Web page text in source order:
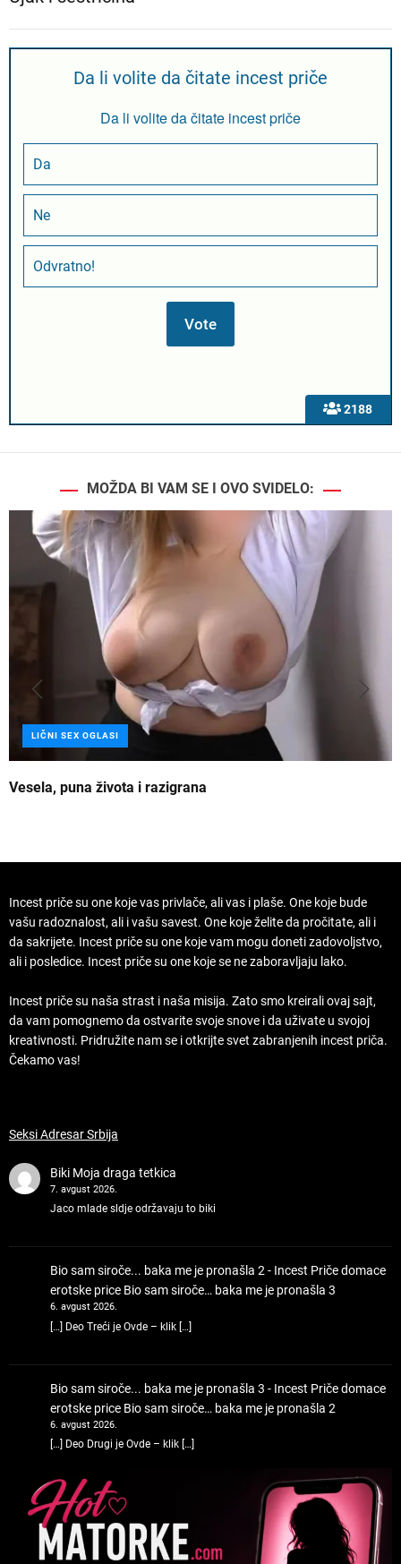
2188
Da li volite da čitate incest priče
Da li volite da čitate incest priče
Da
Ne
Odvratno!
MOŽDA BI VAM SE I OVO SVIDELO:
LIČNI SEX OGLASI
Vesela, puna života i razigrana
Incest priče su one koje vas privlače, ali vas i plaše. One koje bude
vašu radoznalost, ali i vašu savest. One koje želite da pročitate, ali i
da sakrijete. Incest priče su one koje vam mogu doneti zadovoljstvo,
ali i posledice. Incest priče su one koje se ne zaboravljaju lako.
Incest priče su naša strast i naša misija. Zato smo kreirali ovaj sajt,
da vam pomognemo da ostvarite svoje snove i da uživate u svojoj
kreativnosti. Pridružite nam se i otkrijte svet zabranjenih incest priča.
Čekamo vas!
Seksi Adresar Srbija
Biki Moja draga tetkica
7. avgust 2026.
Jaco mlade sldje održavaju to biki
Bio sam siroče... baka me je pronašla 2 - Incest Priče domace
erotske price Bio sam siroče… baka me je pronašla 3
6. avgust 2026.
[…] Deo Treći je Ovde – klik […]
Bio sam siroče... baka me je pronašla 3 - Incest Priče domace
erotske price Bio sam siroče… baka me je pronašla 2
6. avgust 2026.
[…] Deo Drugi je Ovde – klik […]